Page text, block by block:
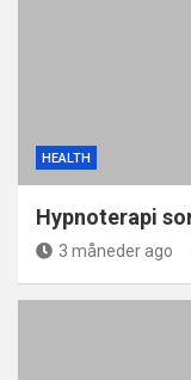
HEALTH
Hypnoterapi
3 måneder ago